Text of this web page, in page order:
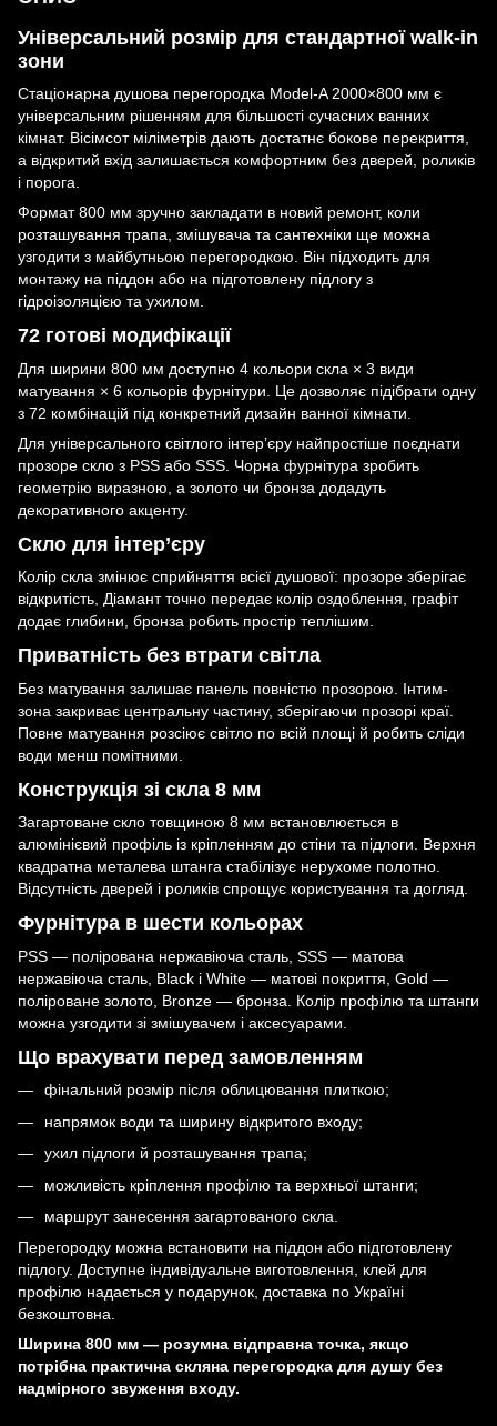
Універсальний розмір для стандартної walk-in
зони
Стаціонарна душова перегородка Model-A 2000×800 мм є
універсальним рішенням для більшості сучасних ванних
кімнат. Вісімсот міліметрів дають достатнє бокове перекриття,
а відкритий вхід залишається комфортним без дверей, роликів
і порога.
Формат 800 мм зручно закладати в новий ремонт, коли
розташування трапа, змішувача та сантехніки ще можна
узгодити з майбутньою перегородкою. Він підходить для
монтажу на піддон або на підготовлену підлогу з
гідроізоляцією та ухилом.
72 готові модифікації
Для ширини 800 мм доступно 4 кольори скла × 3 види
матування × 6 кольорів фурнітури. Це дозволяє підібрати одну
з 72 комбінацій під конкретний дизайн ванної кімнати.
Для універсального світлого інтер’єру найпростіше поєднати
прозоре скло з PSS або SSS. Чорна фурнітура зробить
геометрію виразною, а золото чи бронза додадуть
декоративного акценту.
Скло для інтер’єру
Колір скла змінює сприйняття всієї душової: прозоре зберігає
відкритість, Діамант точно передає колір оздоблення, графіт
додає глибини, бронза робить простір теплішим.
Приватність без втрати світла
Без матування залишає панель повністю прозорою. Інтим-
зона закриває центральну частину, зберігаючи прозорі краї.
Повне матування розсіює світло по всій площі й робить сліди
води менш помітними.
Конструкція зі скла 8 мм
Загартоване скло товщиною 8 мм встановлюється в
алюмінієвий профіль із кріпленням до стіни та підлоги. Верхня
квадратна металева штанга стабілізує нерухоме полотно.
Відсутність дверей і роликів спрощує користування та догляд.
Фурнітура в шести кольорах
PSS — полірована нержавіюча сталь, SSS — матова
нержавіюча сталь, Black і White — матові покриття, Gold —
поліроване золото, Bronze — бронза. Колір профілю та штанги
можна узгодити зі змішувачем і аксесуарами.
Що врахувати перед замовленням
фінальний розмір після облицювання плиткою;
напрямок води та ширину відкритого входу;
ухил підлоги й розташування трапа;
можливість кріплення профілю та верхньої штанги;
маршрут занесення загартованого скла.
Перегородку можна встановити на піддон або підготовлену
підлогу. Доступне індивідуальне виготовлення, клей для
профілю надається у подарунок, доставка по Україні
безкоштовна.
Ширина 800 мм — розумна відправна точка, якщо
потрібна практична скляна перегородка для душу без
надмірного звуження входу.